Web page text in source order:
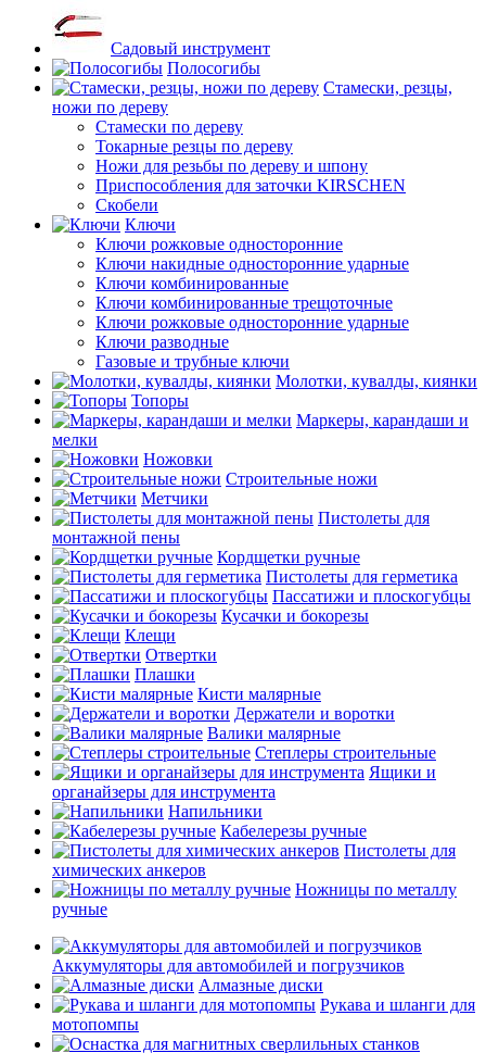
Садовый инструмент
Полосогибы
Стамески, резцы,
ножи по дереву
Стамески по дереву
Токарные резцы по дереву
Ножи для резьбы по дереву и шпону
Приспособления для заточки KIRSCHEN
Скобели
Ключи
Ключи рожковые односторонние
Ключи накидные односторонние ударные
Ключи комбинированные
Ключи комбинированные трещоточные
Ключи рожковые односторонние ударные
Ключи разводные
Газовые и трубные ключи
Молотки, кувалды, киянки
Топоры
Маркеры, карандаши и
мелки
Ножовки
Строительные ножи
Метчики
Пистолеты для
монтажной пены
Кордщетки ручные
Пистолеты для герметика
Пассатижи и плоскогубцы
Кусачки и бокорезы
Клещи
Отвертки
Плашки
Кисти малярные
Держатели и воротки
Валики малярные
Степлеры строительные
Ящики и
органайзеры для инструмента
Напильники
Кабелерезы ручные
Пистолеты для
химических анкеров
Ножницы по металлу
ручные
Аккумуляторы для автомобилей и погрузчиков
Алмазные диски
Рукава и шланги для
мотопомпы